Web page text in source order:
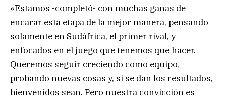
«Estamos -completó- con muchas ganas de
encarar esta etapa de la mejor manera, pensando
solamente en Sudáfrica, el primer rival, y
enfocados en el juego que tenemos que hacer.
Queremos seguir creciendo como equipo,
probando nuevas cosas y, si se dan los resultados,
bienvenidos sean. Pero nuestra convicción es